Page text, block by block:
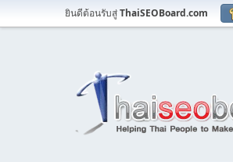
ยินดีต้อนรับสู่ThaiSEOBoard.com